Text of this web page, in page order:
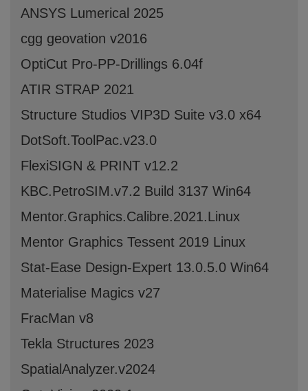
ANSYS Lumerical 2025
cgg geovation v2016
OptiCut Pro-PP-Drillings 6.04f
ATIR STRAP 2021
Structure Studios VIP3D Suite v3.0 x64
DotSoft.ToolPac.v23.0
FlexiSIGN & PRINT v12.2
KBC.PetroSIM.v7.2 Build 3137 Win64
Mentor.Graphics.Calibre.2021.Linux
Mentor Graphics Tessent 2019 Linux
Stat-Ease Design-Expert 13.0.5.0 Win64
Materialise Magics v27
FracMan v8
Tekla Structures 2023
SpatialAnalyzer.v2024